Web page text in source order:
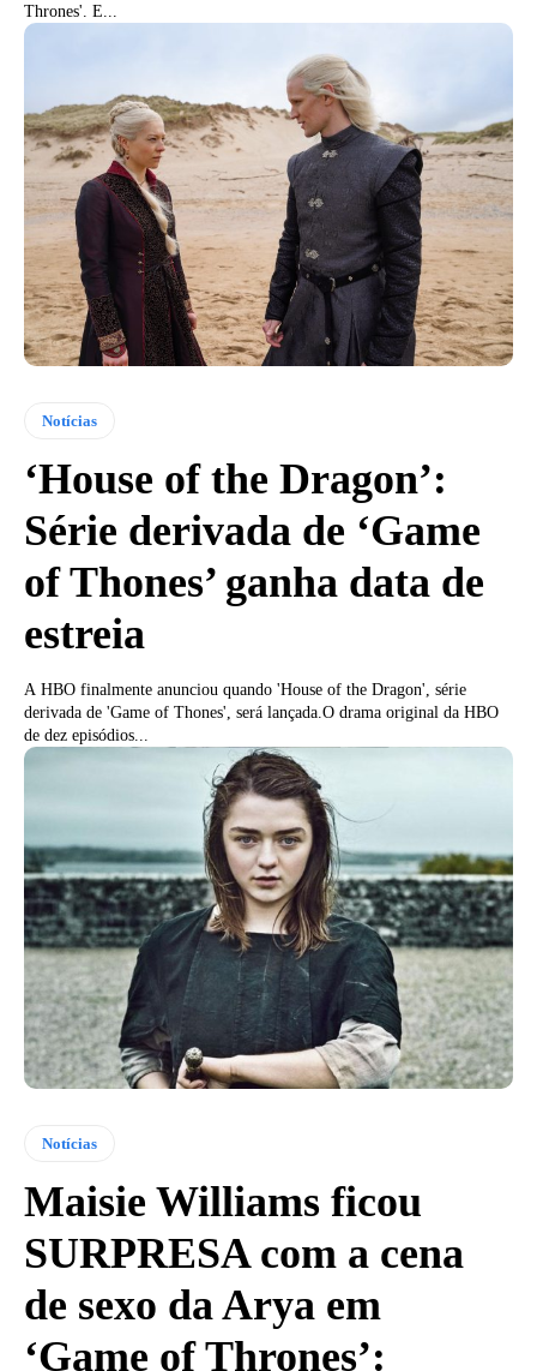
Thrones'. E...
Notícias
‘House of the Dragon’:
Série derivada de ‘Game
of Thones’ ganha data de
estreia
A HBO finalmente anunciou quando 'House of the Dragon', série
derivada de 'Game of Thones', será lançada.O drama original da HBO
de dez episódios...
Notícias
Maisie Williams ficou
SURPRESA com a cena
de sexo da Arya em
‘Game of Thrones’: